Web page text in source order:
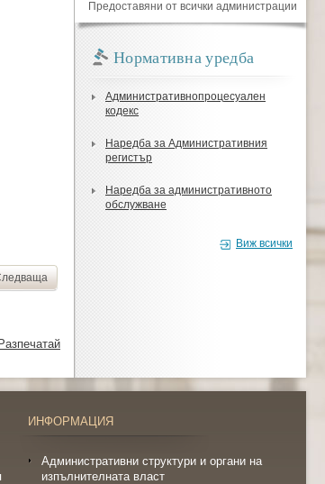
Разпечатай
Предоставяни от всички администрации
Нормативна уредба
Административнопроцесуален
кодекс
Наредба за Административния
регистър
Наредба за административното
обслужване
Виж всички
ИНФОРМАЦИЯ
Административни структури и органи на
изпълнителната власт